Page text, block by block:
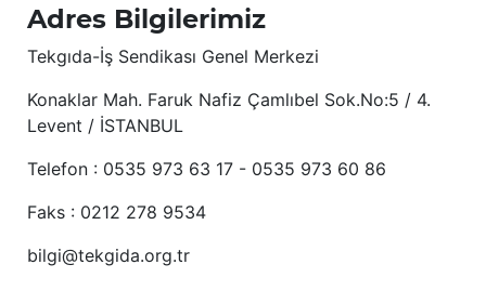
Adres Bilgilerimiz
Tekgıda-İş Sendikası Genel Merkezi
Konaklar Mah. Faruk Nafiz Çamlıbel Sok.No:5 / 4.
Levent / İSTANBUL
Telefon : 0535 973 63 17 - 0535 973 60 86
Faks : 0212 278 9534
bilgi@tekgida.org.tr